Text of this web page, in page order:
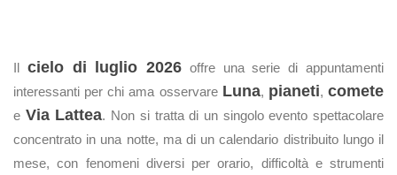
Il cielo di luglio 2026 offre una serie di appuntamenti
interessanti per chi ama osservare Luna, pianeti,comete
e Via Lattea. Non si tratta di un singolo evento spettacolare
concentrato in una notte, ma di un calendario distribuito lungo il
mese, con fenomeni diversi per orario, difficoltà e strumenti